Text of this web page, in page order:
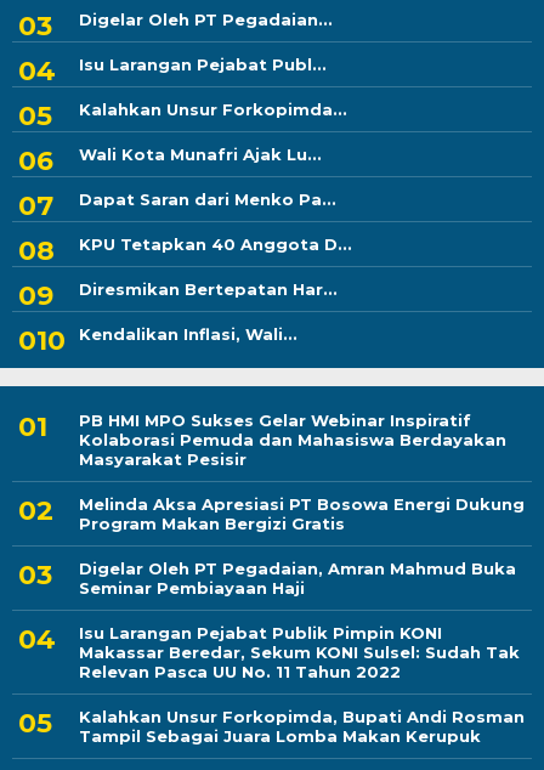
Digelar Oleh PT Pegadaian...
Isu Larangan Pejabat Publ...
Kalahkan Unsur Forkopimda...
Wali Kota Munafri Ajak Lu...
Dapat Saran dari Menko Pa...
KPU Tetapkan 40 Anggota D...
Diresmikan Bertepatan Har...
Kendalikan Inflasi, Wali...
PB HMI MPO Sukses Gelar Webinar Inspiratif
Kolaborasi Pemuda dan Mahasiswa Berdayakan
Masyarakat Pesisir
Melinda Aksa Apresiasi PT Bosowa Energi Dukung
Program Makan Bergizi Gratis
Digelar Oleh PT Pegadaian, Amran Mahmud Buka
Seminar Pembiayaan Haji
Isu Larangan Pejabat Publik Pimpin KONI
Makassar Beredar, Sekum KONI Sulsel: Sudah Tak
Relevan Pasca UU No. 11 Tahun 2022
Kalahkan Unsur Forkopimda, Bupati Andi Rosman
Tampil Sebagai Juara Lomba Makan Kerupuk